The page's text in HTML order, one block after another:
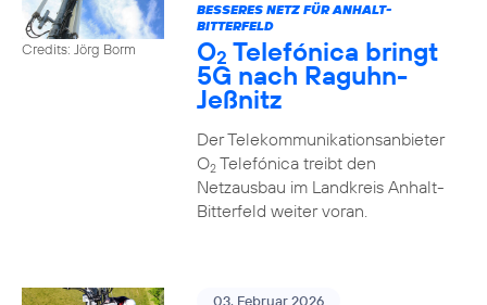
Credits: Jörg Borm
BESSERES NETZ FÜR ANHALT-
BITTERFELD
O2 Telefónica bringt
5G nach Raguhn-
Jeßnitz
Der Telekommunikationsanbieter
O2Telefónica treibt den
Netzausbau im Landkreis Anhalt-
Bitterfeld weiter voran.
03. Februar 2026